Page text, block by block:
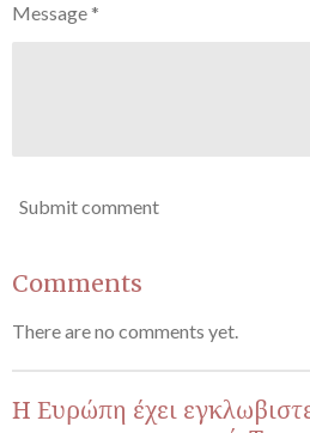
Message *
Submit comment
Comments
There are no comments yet.
Η Ευρώπη έχει